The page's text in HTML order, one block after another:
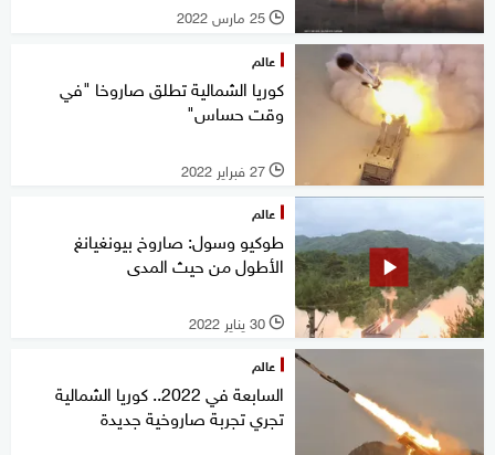
l 25 مارس 2022
عالم
كوريا الشمالية تطلق صاروخا "في
وقت حساس"
l 27 فبراير 2022
عالم
طوكيو وسول: صاروخ بيونغيانغ
الأطول من حيث المدى
l 30 يناير 2022
عالم
السابعة في 2022.. كوريا الشمالية
تجري تجربة صاروخية جديدة